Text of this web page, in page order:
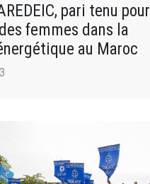
pari tenu pour
femmes dans la
au Maroc